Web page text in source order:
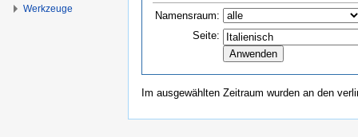
Namensraum:
Seite:
Im ausgewählten Zeitraum wurden an den
Werkzeuge